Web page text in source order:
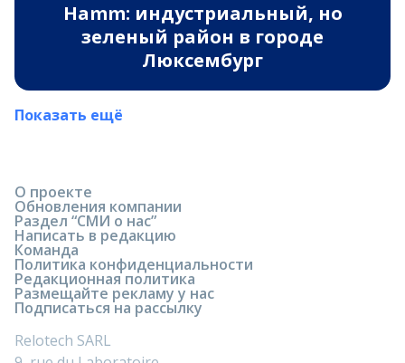
Hamm: индустриальный, но
зеленый район в городе
Люксембург
Показать ещё
О проекте
Обновления компании
Раздел “СМИ о нас”
Написать в редакцию
Команда
Политика конфиденциальности
Редакционная политика
Размещайте рекламу у нас
Подписаться на рассылку
Relotech SARL